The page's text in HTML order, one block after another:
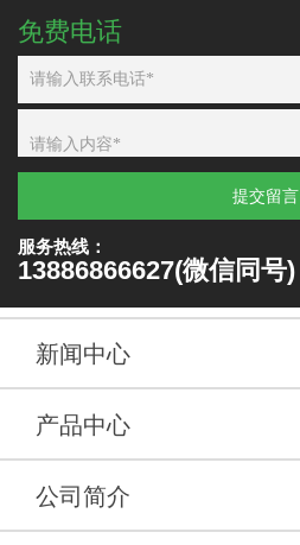
免费电话
提交留言
服务热线：
13886866627(微信同号)
新闻中心
产品中心
公司简介